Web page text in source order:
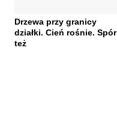
Drzewa przy granicy
działki. Cień rośnie. Spór
też